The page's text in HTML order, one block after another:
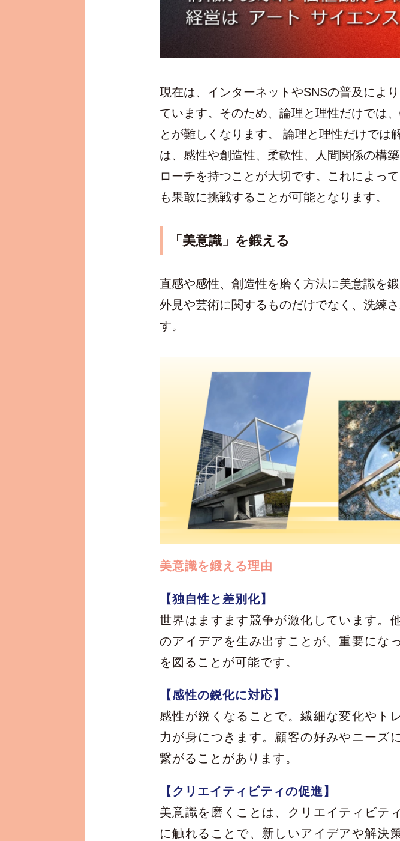
現在は、インターネットやSNSの普及によ
ています。そのため、論理と理性だけでは
とが難しくなります。 論理と理性だけでは
は、感性や創造性、柔軟性、人間関係の構
ローチを持つことが大切です。これによっ
も果敢に挑戦することが可能となります。
「美意識」を鍛える
直感や感性、創造性を磨く方法に美意識を
外見や芸術に関するものだけでなく、洗練
す。
美意識を鍛える理由
【独自性と差別化】
世界はますます競争が激化しています。
のアイデアを生み出すことが、重要にな
を図ることが可能です。
【感性の鋭化に対応】
感性が鋭くなることで。繊細な変化やト
力が身につきます。顧客の好みやニーズ
繋がることがあります。
【クリエイティビティの促進】
美意識を磨くことは、クリエイティビテ
に触れることで、新しいアイデアや解決